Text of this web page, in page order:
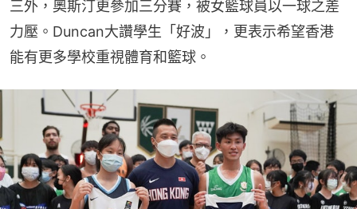
三外，奧斯汀更參加三分賽，被女籃球員以一球之差
力壓。Duncan大讚學生「好波」，更表示希望香港
能有更多學校重視體育和籃球。